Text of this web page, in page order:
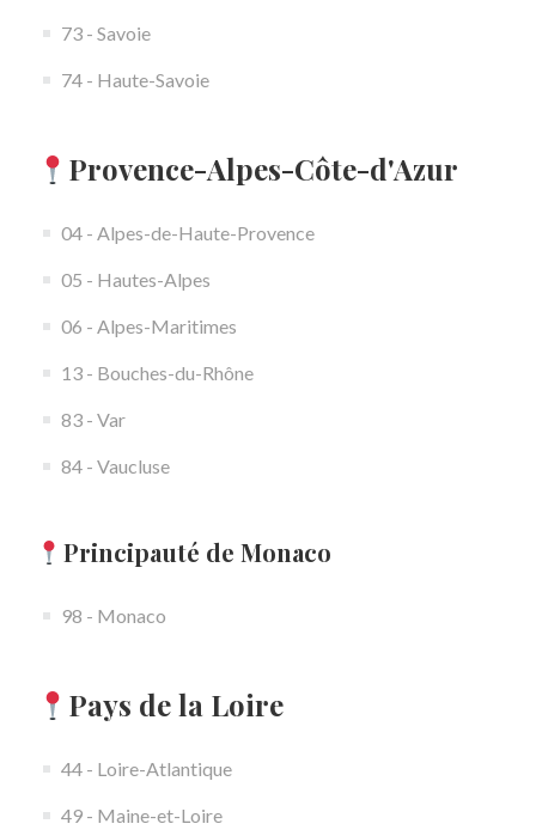
73 - Savoie
74 - Haute-Savoie
Provence-Alpes-Côte-d'Azur
04 - Alpes-de-Haute-Provence
05 - Hautes-Alpes
06 - Alpes-Maritimes
13 - Bouches-du-Rhône
83 - Var
84 - Vaucluse
Principauté de Monaco
98 - Monaco
Pays de la Loire
44 - Loire-Atlantique
49 - Maine-et-Loire